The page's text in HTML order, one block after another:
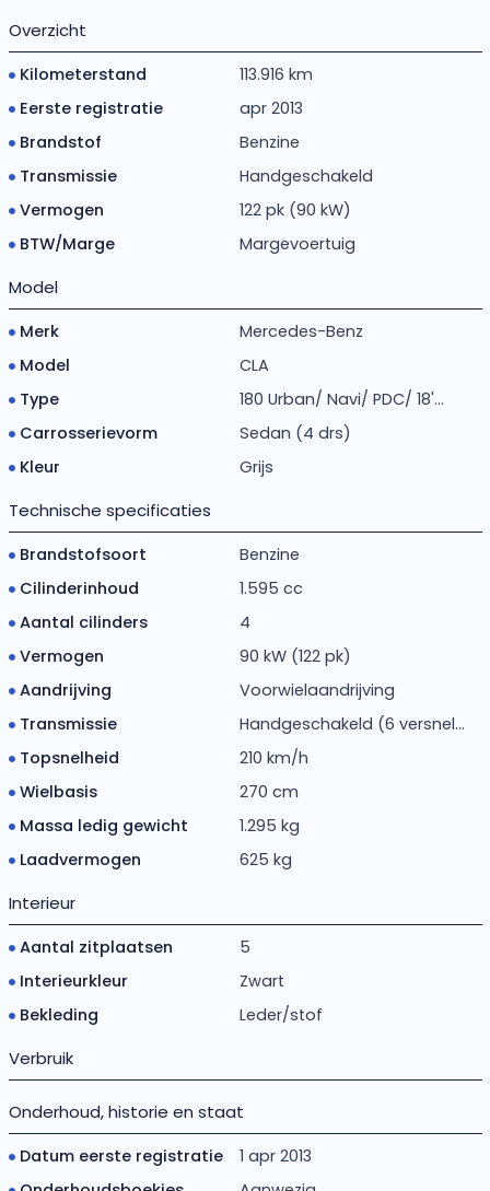
Overzicht
Kilometerstand
113.916 km
Eerste registratie
apr 2013
Brandstof
Benzine
Transmissie
Handgeschakeld
Vermogen
122 pk (90 kW)
BTW/Marge
Margevoertuig
Model
Merk
Mercedes-Benz
Model
CLA
Type
180 Urban/ Navi/ PDC/ 18'...
Carrosserievorm
Sedan (4 drs)
Kleur
Grijs
Technische specificaties
Brandstofsoort
Benzine
Cilinderinhoud
1.595 cc
Aantal cilinders
4
Vermogen
90 kW (122 pk)
Aandrijving
Voorwielaandrijving
Transmissie
Handgeschakeld (6 versnel...
Topsnelheid
210 km/h
Wielbasis
270 cm
Massa ledig gewicht
1.295 kg
Laadvermogen
625 kg
Interieur
Aantal zitplaatsen
5
Interieurkleur
Zwart
Bekleding
Leder/stof
Verbruik
Onderhoud, historie en staat
Datum eerste registratie
1 apr 2013